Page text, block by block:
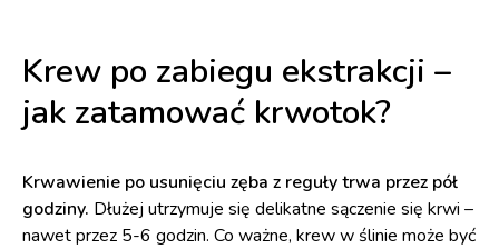
Krew po zabiegu ekstrakcji –
jak zatamować krwotok?
Krwawienie po usunięciu zęba z reguły trwa przez pół
godziny. Dłużej utrzymuje się delikatne sączenie się krwi –
nawet przez 5-6 godzin. Co ważne, krew w ślinie może być